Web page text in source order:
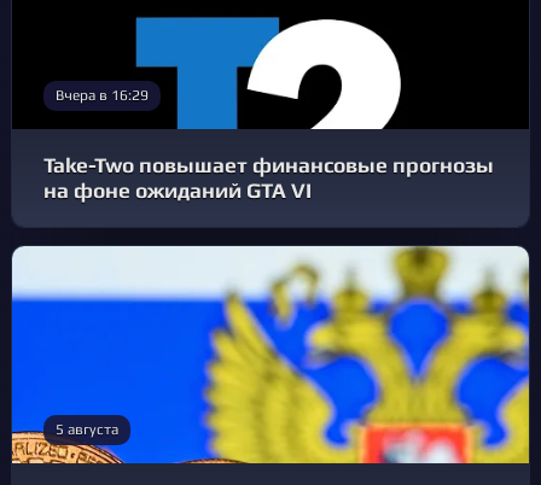
Вчера в 16:29
Take-Two повышает финансовые прогнозы
на фоне ожиданий GTA VI
5 августа